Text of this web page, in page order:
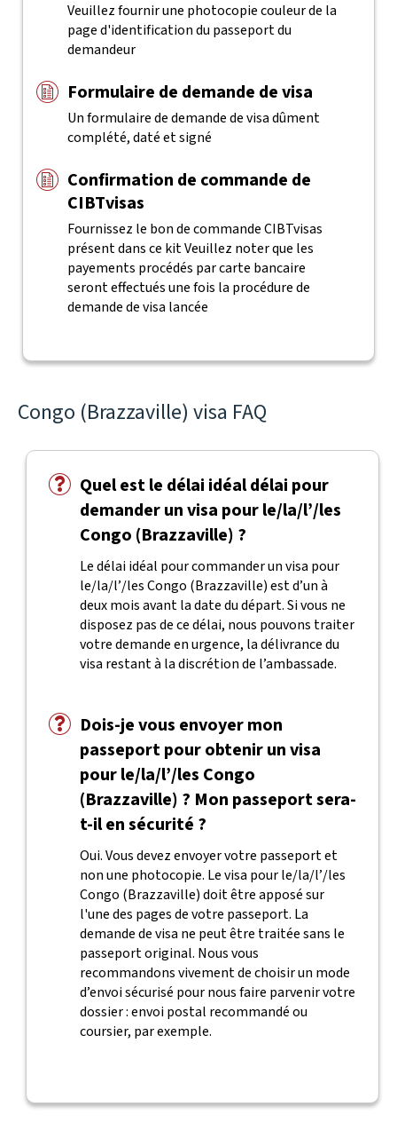
Veuillez fournir une photocopie couleur de la
page d'identification du passeport du
demandeur
Formulaire de demande de visa
Un formulaire de demande de visa dûment
complété, daté et signé
Confirmation de commande de
CIBTvisas
Fournissez le bon de commande CIBTvisas
présent dans ce kitVeuillez noter que les
payements procédés par carte bancaire
seront effectués une fois la procédure de
demande de visa lancée
Congo (Brazzaville) visa FAQ
Quel est le délai idéal délai pour
demander un visa pour le/la/l’/les
Congo (Brazzaville) ?
Le délai idéal pour commander un visa pour
le/la/l’/les Congo (Brazzaville) est d’un à
deux mois avant la date du départ. Si vous ne
disposez pas de ce délai, nous pouvons traiter
votre demande en urgence, la délivrance du
visa restant à la discrétion de l’ambassade.
Dois-je vous envoyer mon
passeport pour obtenir un visa
pour le/la/l’/les Congo
(Brazzaville) ? Mon passeport sera-
t-il en sécurité ?
Oui. Vous devez envoyer votre passeport et
non une photocopie. Le visa pour le/la/l’/les
Congo (Brazzaville) doit être apposé sur
l'une des pages de votre passeport. La
demande de visa ne peut être traitée sans le
passeport original. Nous vous
recommandons vivement de choisir un mode
d’envoi sécurisé pour nous faire parvenir votre
dossier : envoi postal recommandé ou
coursier, par exemple.